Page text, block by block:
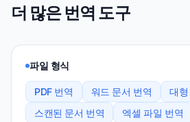
더 많은 번역 도구
파일 형식
PDF 번역 워드 문서 번역
대형
스캔된 문서 번역
엑셀 파일 번역